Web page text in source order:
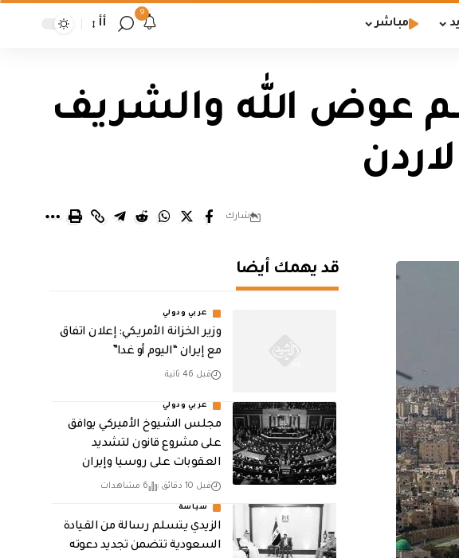
مباشر
9
أأ
على باسم عوض الله والشريف
شارك
قد يهمك أيضا
عربي ودولي
وزير الخزانة الأمريكي: إعلان اتفاق
مع إيران “اليوم أو غدا”
قبل 46 ثانية
عربي ودولي
مجلس الشيوخ الأميركي يوافق
على مشروع قانون لتشديد
العقوبات على روسيا وإيران
قبل 10 دقائق 6 مشاهدات
سياسة
الزيدي يتسلم رسالة من القيادة
السعودية تتضمن تجديد دعوته